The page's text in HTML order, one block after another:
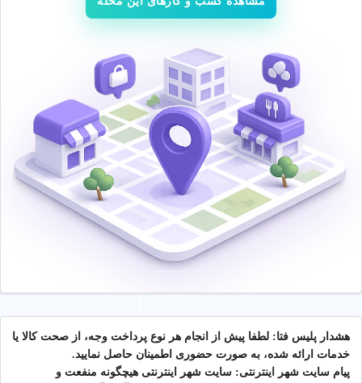
هشدار پلیس فتا: لطفا پیش از انجام هر نوع پرداخت وجه، از صحت کالا یا
خدمات ارائه شده، به صورت حضوری اطمینان حاصل نمایید.
پیام سایت شهر اینترنتی: سایت شهر اینترنتی هیچگونه منفعت و